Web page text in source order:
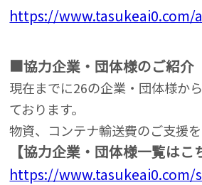
https://www.tasukeai0.com/
■協力企業・団体様のご紹介
現在までに26の企業・団体様か
ております。
物資、コンテナ輸送費のご支援を
【協力企業・団体様一覧はこ
https://